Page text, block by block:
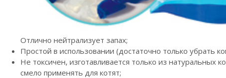
Отлично нейтрализует запах;
Простой в использовании (достаточно только убрать
Не токсичен, изготавливается только из натуральных
смело применять для котят;